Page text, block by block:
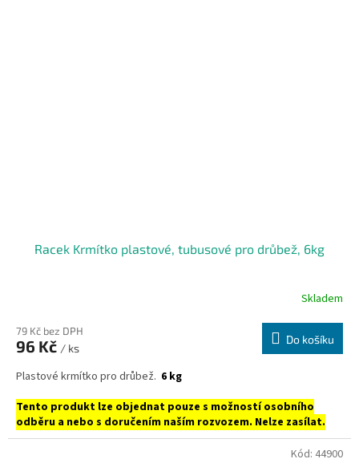
Racek Krmítko plastové, tubusové pro drůbež, 6kg
Skladem
79 Kč bez DPH
96 Kč / ks
Do košíku
Plastové krmítko pro drůbež. 6 kg
Tento produkt lze objednat pouze s možností osobního
odběru a nebo s doručením naším rozvozem. Nelze zasílat.
Kód: 44900